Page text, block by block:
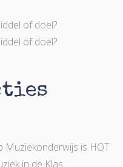
of doel?
of doel?
Muziekonderwijs is HOT
in de Klas